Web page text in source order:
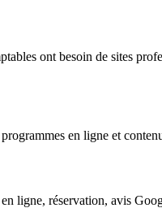
ont besoin de sites
en ligne et
ligne, réservation, avis